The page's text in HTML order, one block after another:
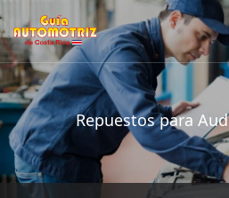
Repuestos para